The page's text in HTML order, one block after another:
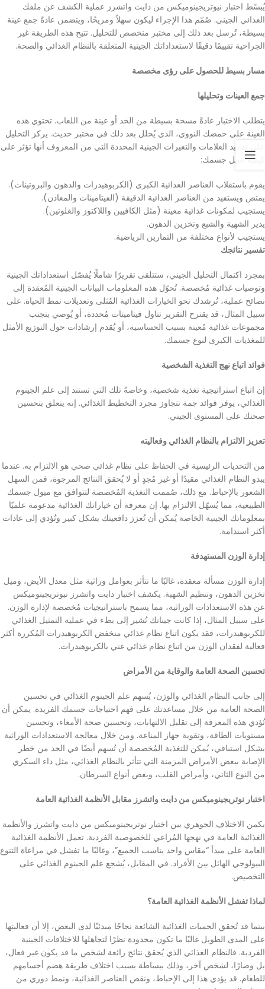
يُبسّط اختبار نيوتريجينوميكس من دايت واتشرز عملية الكشف عن ملفك
الغذائي الجيني. صُمّم هذا الإجراء ليكون سهلاً ومريحًا، ويتضمن عادةً جمع عينة
بسيطة، تُرسل بعد ذلك إلى مختبر متخصص للتحليل. تتيح هذه الطريقة غير
الجراحية تقييمًا دقيقًا لاستعداداتك الجينية المتعلقة بالنظام الغذائي والصحة.
مسار بسيط للحصول على رؤى مخصصة
جمع العينات وتحليلها
يتطلب الاختبار عادةً مسحة بسيطة من الخد أو عينة من اللعاب. تحتوي هذه
العينة على حمضك النووي، الذي يُحلل بعد ذلك في مختبر حديث. يركز التحليل
على تحديد العلامات والتغيرات الجينية المحددة التي من المعروف أنها تؤثر على
كيفية عمل جسمك:
يقوم باستقلاب العناصر الغذائية الكبرى (الكربوهيدرات والدهون والبروتينات).
يمتص ويستفيد من العناصر الغذائية الدقيقة (الفيتامينات والمعادن).
يستجيب لمكونات غذائية معينة (مثل الكافيين واللاكتوز والغلوتين).
يدير الشهية والشبع وتخزين الدهون.
يستجيب لأنواع مختلفة من التمارين الرياضية.
تفسير نتائجك
بمجرد اكتمال التحليل الجيني، ستتلقى تقريرًا شاملًا يُفصّل استعداداتك الجينية
وتوصيات غذائية مُخصصة. تُحوّل هذه المعلومات البيانات الجينية المُعقدة إلى
نصائح عملية، تُرشدك نحو الخيارات الغذائية المُثلى وتعديلات نمط الحياة. على
سبيل المثال، قد يقترح التقرير تناول فيتامينات مُحددة، أو يُوصي بتجنب
مجموعات غذائية مُعينة بسبب الحساسية، أو يُقدم إرشادات حول التوزيع الأمثل
للمغذيات الكبرى لنوع جسمك.
فوائد اتباع نهج التغذية الشخصية
إن اتباع استراتيجية تغذية شخصية، وخاصةً تلك التي تستند إلى علم الجينوم
الغذائي، يوفر فوائد جمة تتجاوز مجرد التخطيط الغذائي. إنه يتعلق بتحسين
صحتك على المستوى الجيني.
تعزيز الالتزام بالنظام الغذائي وفعاليته
من التحديات الرئيسية في الحفاظ على نظام غذائي صحي هو الالتزام به. عندما
يبدو النظام الغذائي مقيدًا أو غير مُجدٍ أو لا يُحقق النتائج المرجوة، فمن السهل
الشعور بالإحباط. مع ذلك، صُممت التغذية المُخصصة لتتوافق مع ميول جسمك
الطبيعية، مما يُسهّل الالتزام بها. إن معرفة أن خياراتك الغذائية مدعومة علميًا
بمعلوماتك الجينية الخاصة يُمكن أن تُعزز دافعيتك بشكل كبير وتُؤدي إلى عادات
أكثر استدامة.
إدارة الوزن المستهدفة
إدارة الوزن مسألة معقدة، غالبًا ما تتأثر بعوامل وراثية مثل معدل الأيض، وميل
تخزين الدهون، وتنظيم الشهية. يكشف اختبار دايت واتشرز نيوتريجينوميكس
عن هذه الاستعدادات الوراثية، مما يسمح باستراتيجيات مُخصصة لإدارة الوزن.
على سبيل المثال، إذا كانت جيناتك تُشير إلى بطء في عملية التمثيل الغذائي
للكربوهيدرات، فقد يكون اتباع نظام غذائي منخفض الكربوهيدرات المُكررة أكثر
فعالية لفقدان الوزن من اتباع نظام غذائي غني بالكربوهيدرات.
تحسين الصحة العامة والوقاية من الأمراض
إلى جانب النظام الغذائي والوزن، يُسهم علم الجينوم الغذائي في تحسين
الصحة العامة من خلال مساعدتك على فهم احتياجات جسمك الفريدة. يمكن أن
تُؤدي هذه المعرفة إلى تقليل الالتهابات، وتحسين صحة الأمعاء، وتحسين
مستويات الطاقة، وتقوية جهاز المناعة. ومن خلال معالجة الاستعدادات الوراثية
بشكل استباقي، يُمكن للتغذية المُخصصة أن تُسهم أيضًا في الحد من خطر
الإصابة ببعض الأمراض المزمنة التي تتأثر بالنظام الغذائي، مثل داء السكري
من النوع الثاني، وأمراض القلب، وبعض أنواع السرطان.
اختبار نوتريجينوميكس من دايت واتشرز مقابل الأنظمة الغذائية العامة
يكمن الاختلاف الجوهري بين اختبار نوتريجينوميكس من دايت واتشرز والأنظمة
الغذائية العامة في نهجها المُراعي للخصوصية الفردية. تعمل الأنظمة الغذائية
العامة على مبدأ “مقاس واحد يناسب الجميع”، وغالبًا ما تفشل في مراعاة التنوع
البيولوجي الهائل بين الأفراد. في المقابل، يُشجع علم الجينوم الغذائي على
التخصيص.
لماذا تفشل الأنظمة الغذائية العامة؟
بينما قد تُحقق الحميات الغذائية الشائعة نجاحًا مبدئيًا لدى البعض، إلا أن فعاليتها
على المدى الطويل غالبًا ما تكون محدودة نظرًا لتجاهلها للاختلافات الجينية
الفردية. فالنظام الغذائي الذي يُحقق نتائج رائعة لشخص ما قد يكون غير فعال،
بل وضارًا، لشخص آخر، وذلك ببساطة بسبب اختلاف طريقة هضم أجسامهم
للطعام. قد يؤدي هذا إلى الإحباط، ونقص العناصر الغذائية، ونمط دوري من